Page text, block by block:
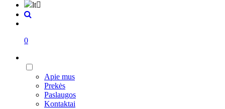
lt
0
Apie mus
Prekės
Paslaugos
Kontaktai